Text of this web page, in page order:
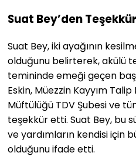
Suat Bey’den
Suat Bey, iki ayağının
olduğunu belirterek, akülü
temininde emeği geçen
Eskin, Müezzin Kayyım Talip
Müftülüğü TDV Şubesi ve
teşekkür etti. Suat Bey, bu
ve yardımların kendisi için
olduğunu ifade etti.